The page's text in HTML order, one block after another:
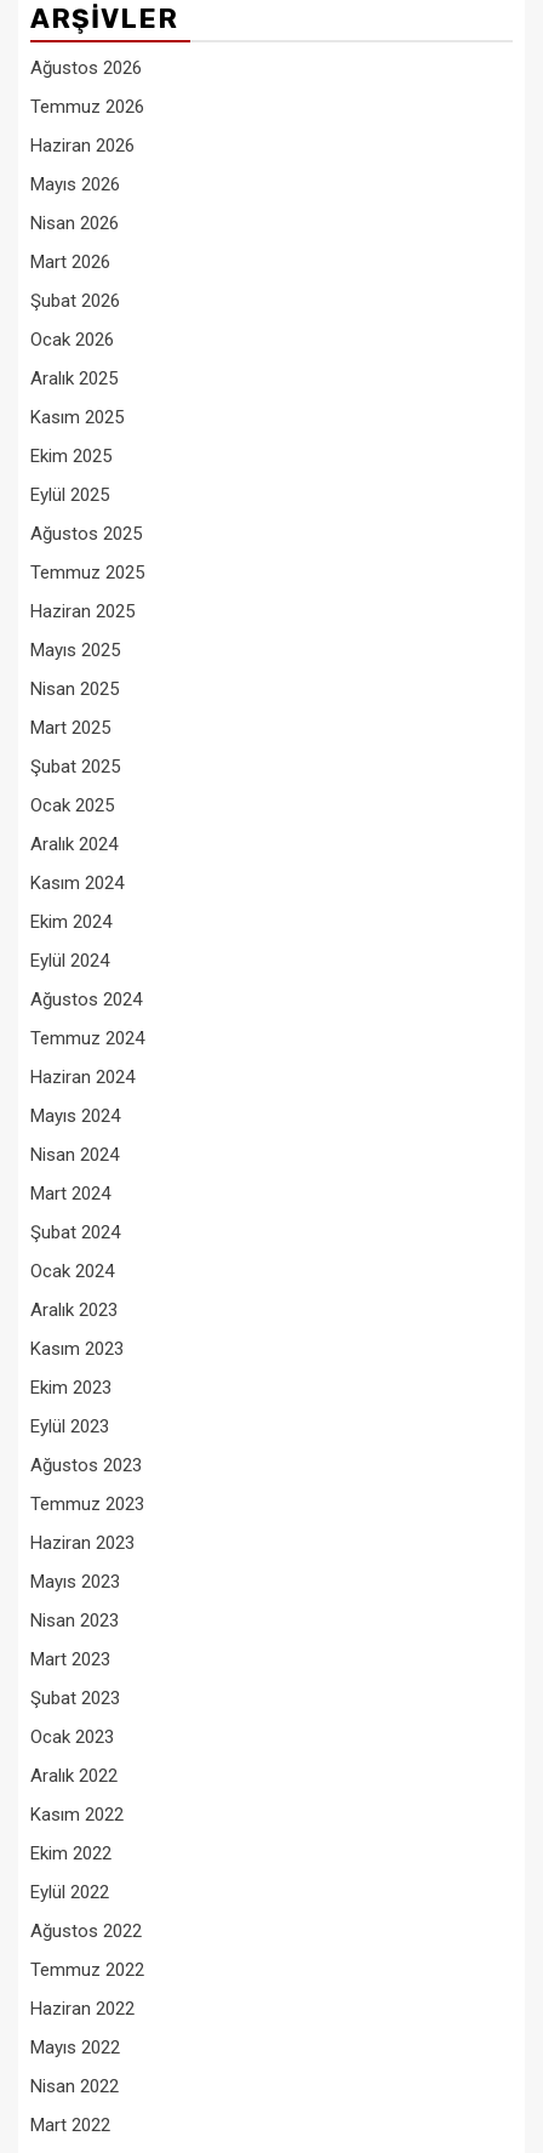
ARŞIVLER
Ağustos 2026
Temmuz 2026
Haziran 2026
Mayıs 2026
Nisan 2026
Mart 2026
Şubat 2026
Ocak 2026
Aralık 2025
Kasım 2025
Ekim 2025
Eylül 2025
Ağustos 2025
Temmuz 2025
Haziran 2025
Mayıs 2025
Nisan 2025
Mart 2025
Şubat 2025
Ocak 2025
Aralık 2024
Kasım 2024
Ekim 2024
Eylül 2024
Ağustos 2024
Temmuz 2024
Haziran 2024
Mayıs 2024
Nisan 2024
Mart 2024
Şubat 2024
Ocak 2024
Aralık 2023
Kasım 2023
Ekim 2023
Eylül 2023
Ağustos 2023
Temmuz 2023
Haziran 2023
Mayıs 2023
Nisan 2023
Mart 2023
Şubat 2023
Ocak 2023
Aralık 2022
Kasım 2022
Ekim 2022
Eylül 2022
Ağustos 2022
Temmuz 2022
Haziran 2022
Mayıs 2022
Nisan 2022
Mart 2022